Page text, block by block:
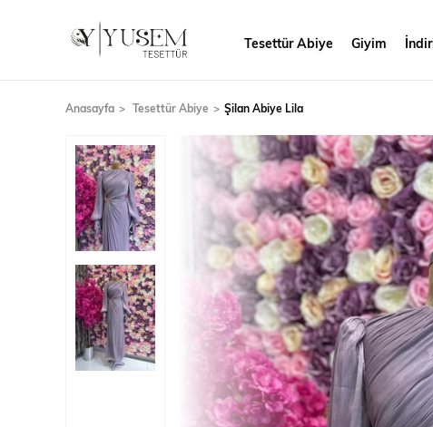
Tesettür Abiye Giyim
Anasayfa Tesettür Abiye Şilan Abiye Lila